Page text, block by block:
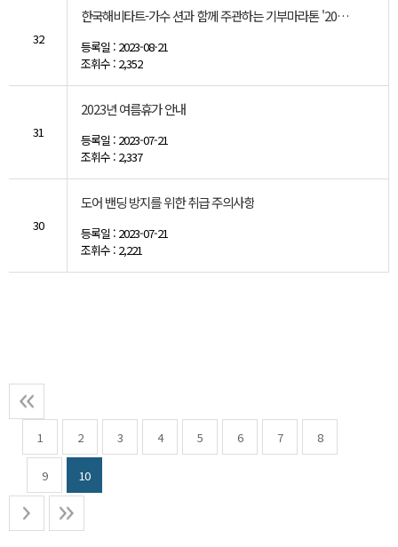
32
한국해비타트-가수 션과 함께 주관하는 기부마라톤 '2023 815런' 행사 공식 후원
등록일 : 2023-08-21
조휘수 : 2,352
31
2023년 여름휴가 안내
등록일 : 2023-07-21
조휘수 : 2,337
30
도어 밴딩 방지를 위한 취급 주의사항
등록일 : 2023-07-21
조휘수 : 2,221
1 2 3 4 5 6 7 8
9 10